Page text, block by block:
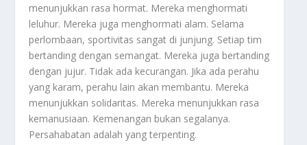
menunjukkan rasa hormat. Mereka menghormati
leluhur. Mereka juga menghormati alam. Selama
perlombaan, sportivitas sangat di junjung. Setiap tim
bertanding dengan semangat. Mereka juga bertanding
dengan jujur. Tidak ada kecurangan. Jika ada perahu
yang karam, perahu lain akan membantu. Mereka
menunjukkan solidaritas. Mereka menunjukkan rasa
kemanusiaan. Kemenangan bukan segalanya.
Persahabatan adalah yang terpenting.